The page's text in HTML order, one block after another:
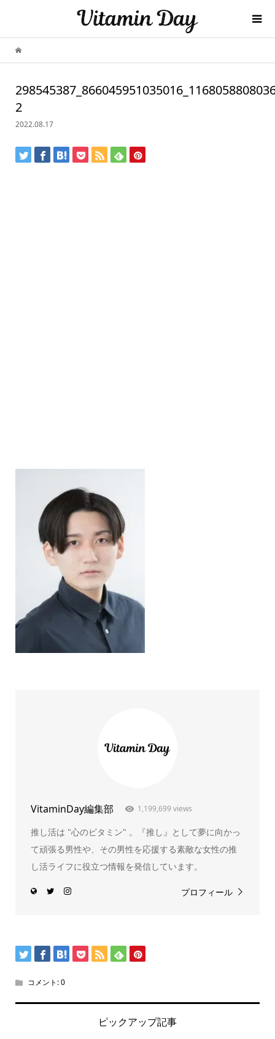
2
2022.08.17
VitaminDay編集部 1,199,699 views
推し活は "心のビタミン" 。『推し』として夢に向かっ
て頑張る男性や、その男性を応援する素敵な女性の推
し活ライフに役立つ情報を発信しています。
プロフィール
コメント:0
ピックアップ記事